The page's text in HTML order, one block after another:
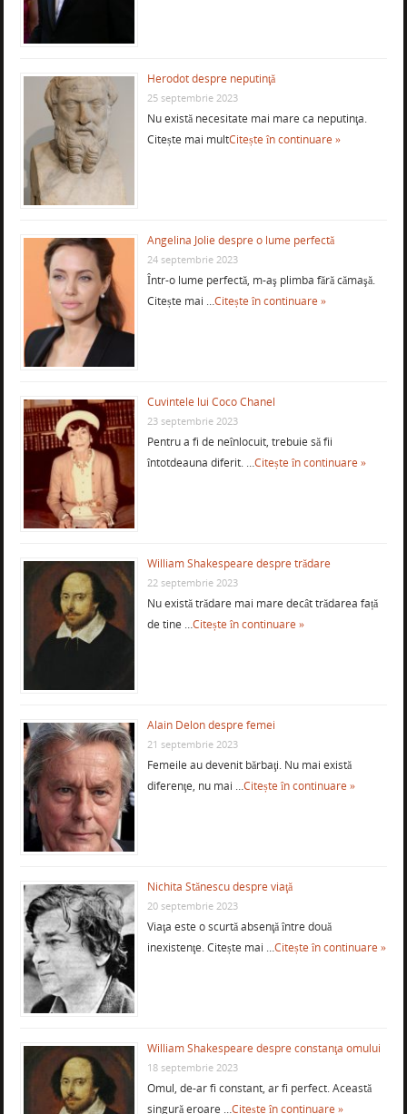
Herodot despre neputinţă
25 septembrie 2023
Nu există necesitate mai mare ca neputinţa.
Citește mai multCitește în continuare »
Angelina Jolie despre o lume perfectă
24 septembrie 2023
Într-o lume perfectă, m-aş plimba fără cămaşă.
Citește mai …Citește în continuare »
Cuvintele lui Coco Chanel
23 septembrie 2023
Pentru a fi de neînlocuit, trebuie să fii
întotdeauna diferit. …Citește în continuare »
William Shakespeare despre trădare
22 septembrie 2023
Nu există trădare mai mare decât trădarea față
de tine …Citește în continuare »
Alain Delon despre femei
21 septembrie 2023
Femeile au devenit bărbaţi. Nu mai există
diferenţe, nu mai …Citește în continuare »
Nichita Stănescu despre viaţă
20 septembrie 2023
Viaţa este o scurtă absenţă între două
inexistenţe. Citește mai …Citește în continuare »
William Shakespeare despre constanţa omului
18 septembrie 2023
Omul, de-ar fi constant, ar fi perfect. Această
singură eroare …Citește în continuare »